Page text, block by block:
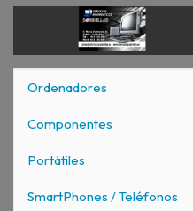
Ordenadores
Componentes
Portátiles
SmartPhones / Teléfonos